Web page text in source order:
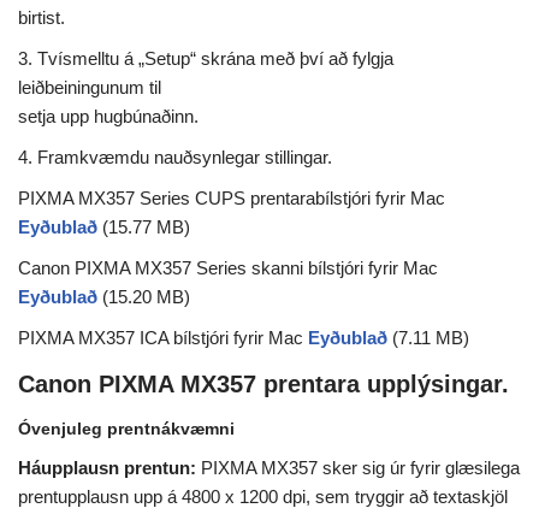
birtist.
3. Tvísmelltu á „Setup“ skrána með því að fylgja
leiðbeiningunum til
setja upp hugbúnaðinn.
4. Framkvæmdu nauðsynlegar stillingar.
PIXMA MX357 Series CUPS prentarabílstjóri fyrir Mac
Eyðublað (15.77 MB)
Canon PIXMA MX357 Series skanni bílstjóri fyrir Mac
Eyðublað (15.20 MB)
PIXMA MX357 ICA bílstjóri fyrir Mac Eyðublað (7.11 MB)
Canon PIXMA MX357 prentara upplýsingar.
Óvenjuleg prentnákvæmni
Háupplausn prentun: PIXMA MX357 sker sig úr fyrir glæsilega
prentupplausn upp á 4800 x 1200 dpi, sem tryggir að textaskjöl